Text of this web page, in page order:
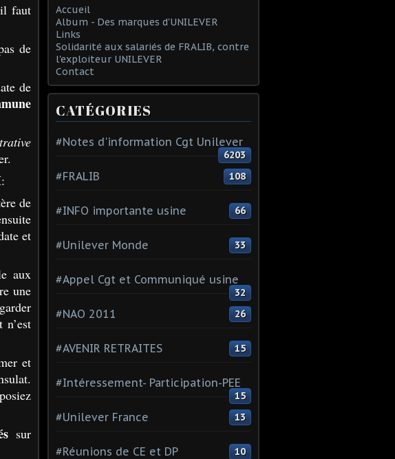
faut
de
de
:
de
et
aux
une
n’est
et
sur
Accueil
Album - Des marques d'UNILEVER
Links
Solidarité aux salariés de FRALIB, contre
l'exploiteur UNILEVER
Contact
CATÉGORIES
#Notes d'information Cgt Unilever
6203
#FRALIB 108
#INFO importante usine 66
#Unilever Monde 33
#Appel Cgt et Communiqué usine
32
#NAO 2011 26
#AVENIR RETRAITES 15
#Intéressement- Participation-PEE
15
#Unilever France 13
#Réunions de CE et DP 10